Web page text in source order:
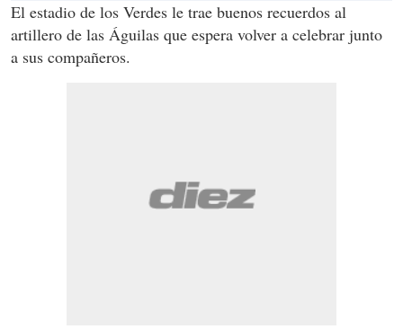
El estadio de los Verdes le trae buenos recuerdos al
artillero de las Águilas que espera volver a celebrar junto
a sus compañeros.